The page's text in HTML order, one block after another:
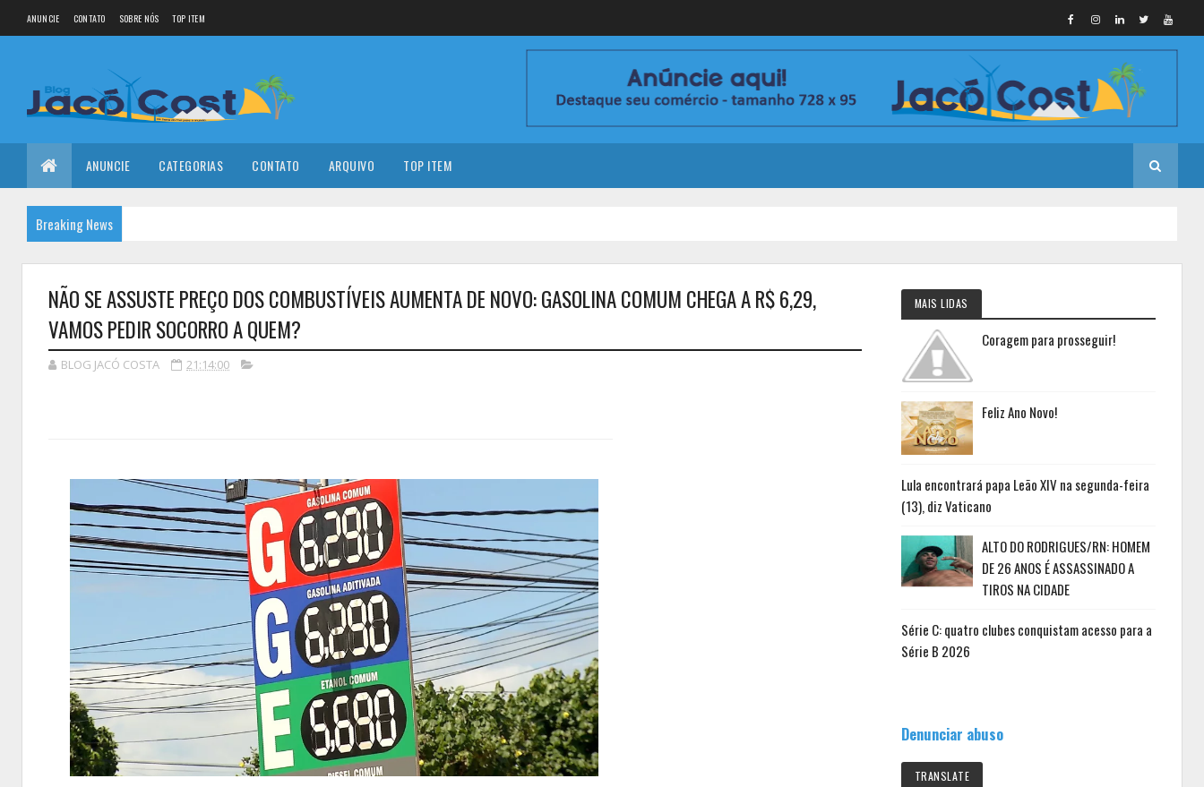
ANUNCIE CONTATO SOBRE NÓS TOP ITEM
ANUNCIE CATEGORIAS CONTATO ARQUIVO TOP ITEM
Breaking News
NÃO SE ASSUSTE PREÇO DOS COMBUSTÍVEIS AUMENTA DE NOVO: GASOLINA COMUM CHEGA A R$ 6,29,
VAMOS PEDIR SOCORRO A QUEM?
BLOG JACÓ COSTA 21:14:00
MAIS LIDAS
Coragem para prosseguir!
Feliz Ano Novo!
Lula encontrará papa Leão XIV na segunda-feira
(13), diz Vaticano
ALTO DO RODRIGUES/RN: HOMEM
DE 26 ANOS É ASSASSINADO A
TIROS NA CIDADE
Série C: quatro clubes conquistam acesso para a
Série B 2026
Denunciar abuso
TRANSLATE